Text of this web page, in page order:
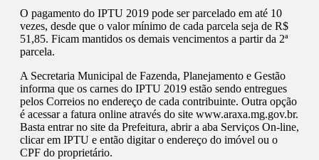
O pagamento do IPTU 2019 pode ser parcelado em até 10
vezes, desde que o valor mínimo de cada parcela seja de R$
51,85. Ficam mantidos os demais vencimentos a partir da 2ª
parcela.
A Secretaria Municipal de Fazenda, Planejamento e Gestão
informa que os carnes do IPTU 2019 estão sendo entregues
pelos Correios no endereço de cada contribuinte. Outra opção
é acessar a fatura online através do site www.araxa.mg.gov.br.
Basta entrar no site da Prefeitura, abrir a aba Serviços On-line,
clicar em IPTU e então digitar o endereço do imóvel ou o
CPF do proprietário.